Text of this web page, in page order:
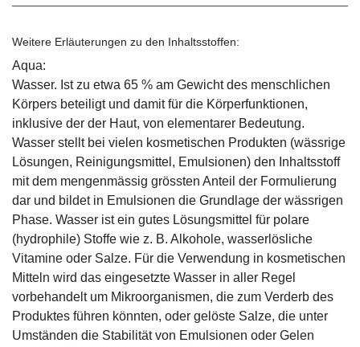
Weitere Erläuterungen zu den Inhaltsstoffen:
Aqua:
Wasser. Ist zu etwa 65 % am Gewicht des menschlichen
Körpers beteiligt und damit für die Körperfunktionen,
inklusive der der Haut, von elementarer Bedeutung.
Wasser stellt bei vielen kosmetischen Produkten (wässrige
Lösungen, Reinigungsmittel, Emulsionen) den Inhaltsstoff
mit dem mengenmässig grössten Anteil der Formulierung
dar und bildet in Emulsionen die Grundlage der wässrigen
Phase. Wasser ist ein gutes Lösungsmittel für polare
(hydrophile) Stoffe wie z. B. Alkohole, wasserlösliche
Vitamine oder Salze. Für die Verwendung in kosmetischen
Mitteln wird das eingesetzte Wasser in aller Regel
vorbehandelt um Mikroorganismen, die zum Verderb des
Produktes führen könnten, oder gelöste Salze, die unter
Umständen die Stabilität von Emulsionen oder Gelen